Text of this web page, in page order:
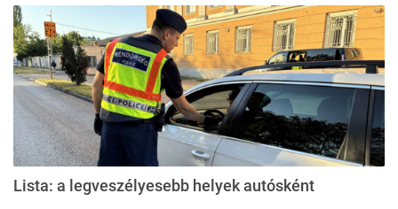
Lista: a legveszélyesebb helyek autósként